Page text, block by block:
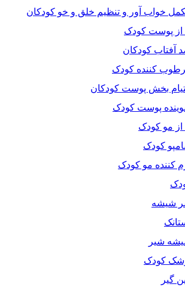
خواب آور و تنظیم خلق و خو کودکان
از پوست کودک
آفتاب کودکان
کننده کودک
بخش پوست کودکان
پوست کودک
مو کودک
کودک
کننده مو کودک
شیشه
شیر
کودک
گیر